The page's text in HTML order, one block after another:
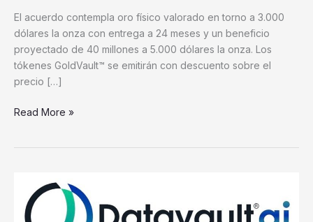
El acuerdo contempla oro físico valorado en torno a 3.000
dólares la onza con entrega a 24 meses y un beneficio
proyectado de 40 millones a 5.000 dólares la onza. Los
tókenes GoldVault™ se emitirán con descuento sobre el
precio […]
150
millones
de
dólares
Read More »
Datavault
anuncia